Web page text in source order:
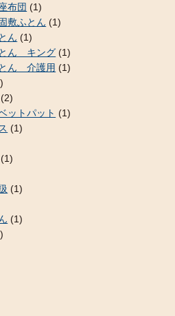
布団 (1)
敷ふとん (1)
ん (1)
とん キング (1)
ん 介護用 (1)
(2)
ットパット (1)
(1)
(1)
(1)
(1)